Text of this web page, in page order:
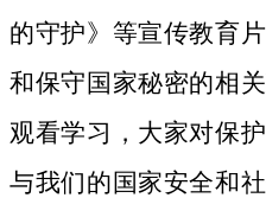
的守护》等宣传教育片
和保守国家秘密的相
观看学习，大家对保
与我们的国家安全和